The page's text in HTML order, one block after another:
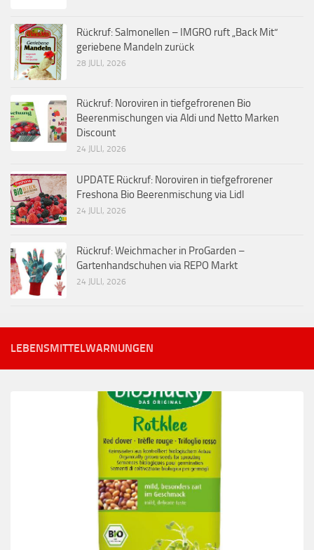
Rückruf: Salmonellen – IMGRO ruft „Back Mit“
geriebene Mandeln zurück
28 JULI, 2026
Rückruf: Noroviren in tiefgefrorenen Bio
Beerenmischungen via Aldi und Netto Marken
Discount
24 JULI, 2026
UPDATE Rückruf: Noroviren in tiefgefrorener
Freshona Bio Beerenmischung via Lidl
24 JULI, 2026
Rückruf: Weichmacher in ProGarden –
Gartenhandschuhen via REPO Markt
24 JULI, 2026
LEBENSMITTELWARNUNGEN